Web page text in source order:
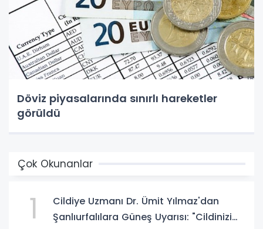
Döviz piyasalarında sınırlı hareketler
görüldü
Çok Okunanlar
1
Cildiye Uzmanı Dr. Ümit Yılmaz'dan
Şanlıurfalılara Güneş Uyarısı: "Cildinizi